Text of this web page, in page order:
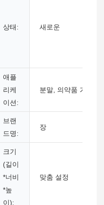
상태: 새로운
애플
리케
이션:
분말, 의약품 가공
브랜
드명:
장
크기
(길이
*너비
*높
이):
맞춤 설정